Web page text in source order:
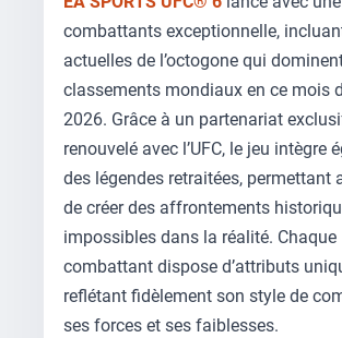
combattants exceptionnelle,
actuelles de l’octogone qui
classements mondiaux en ce mois
2026. Grâce à un partenariat
renouvelé avec l’UFC, le jeu intègre
des légendes retraitées, permettant
de créer des affrontements
impossibles dans la réalité. Chaque
combattant dispose d’attributs
reflétant fidèlement son style de
ses forces et ses faiblesses.